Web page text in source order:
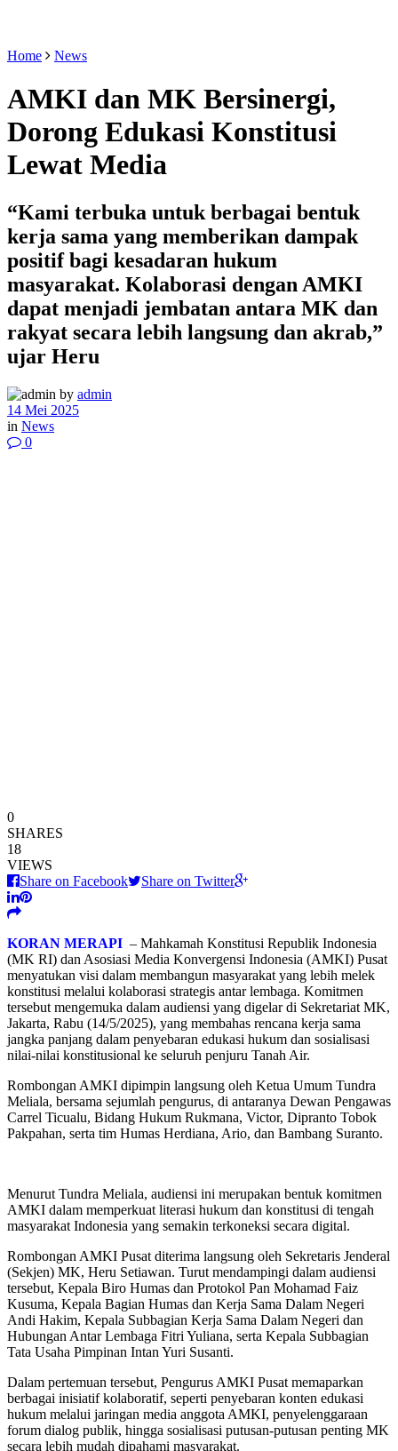
Home News
AMKI dan MK Bersinergi,
Dorong Edukasi Konstitusi
Lewat Media
“Kami terbuka untuk berbagai bentuk
kerja sama yang memberikan dampak
positif bagi kesadaran hukum
masyarakat. Kolaborasi dengan AMKI
dapat menjadi jembatan antara MK dan
rakyat secara lebih langsung dan akrab,”
ujar Heru
by admin
14 Mei 2025
in News
0
0
SHARES
18
VIEWS
Share on Facebook
Share on Twitter
KORAN MERAPI – Mahkamah Konstitusi Republik Indonesia
(MK RI) dan Asosiasi Media Konvergensi Indonesia (AMKI) Pusat
menyatukan visi dalam membangun masyarakat yang lebih melek
konstitusi melalui kolaborasi strategis antar lembaga. Komitmen
tersebut mengemuka dalam audiensi yang digelar di Sekretariat MK,
Jakarta, Rabu (14/5/2025), yang membahas rencana kerja sama
jangka panjang dalam penyebaran edukasi hukum dan sosialisasi
nilai-nilai konstitusional ke seluruh penjuru Tanah Air.
Rombongan AMKI dipimpin langsung oleh Ketua Umum Tundra
Meliala, bersama sejumlah pengurus, di antaranya Dewan Pengawas
Carrel Ticualu, Bidang Hukum Rukmana, Victor, Dipranto Tobok
Pakpahan, serta tim Humas Herdiana, Ario, dan Bambang Suranto.
Menurut Tundra Meliala, audiensi ini merupakan bentuk komitmen
AMKI dalam memperkuat literasi hukum dan konstitusi di tengah
masyarakat Indonesia yang semakin terkoneksi secara digital.
Rombongan AMKI Pusat diterima langsung oleh Sekretaris Jenderal
(Sekjen) MK, Heru Setiawan. Turut mendampingi dalam audiensi
tersebut, Kepala Biro Humas dan Protokol Pan Mohamad Faiz
Kusuma, Kepala Bagian Humas dan Kerja Sama Dalam Negeri
Andi Hakim, Kepala Subbagian Kerja Sama Dalam Negeri dan
Hubungan Antar Lembaga Fitri Yuliana, serta Kepala Subbagian
Tata Usaha Pimpinan Intan Yuri Susanti.
Dalam pertemuan tersebut, Pengurus AMKI Pusat memaparkan
berbagai inisiatif kolaboratif, seperti penyebaran konten edukasi
hukum melalui jaringan media anggota AMKI, penyelenggaraan
forum dialog publik, hingga sosialisasi putusan-putusan penting MK
secara lebih mudah dipahami masyarakat.